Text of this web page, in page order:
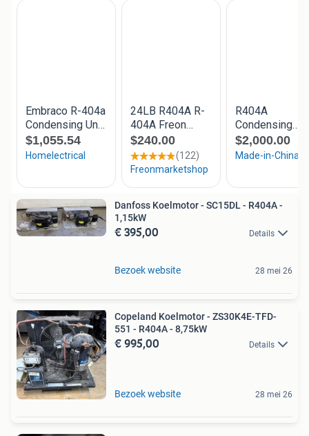
Danfoss Koelmotor - SC15DL - R404A -
1,15kW
€ 395,00 Details
Bezoek website 28 mei 26
Copeland Koelmotor - ZS30K4E-TFD-
551 - R404A - 8,75kW
€ 995,00 Details
Bezoek website 28 mei 26